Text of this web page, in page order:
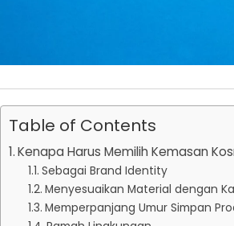
Table of Contents
Kenapa Harus Memilih Kemasan
Sebagai Brand Identity
Menyesuaikan Material dengan
Memperpanjang Umur Simpan